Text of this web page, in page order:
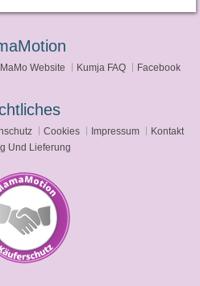
MaMo Website Kumja FAQ Facebook
Cookies Impressum
Kontakt
Und Lieferung